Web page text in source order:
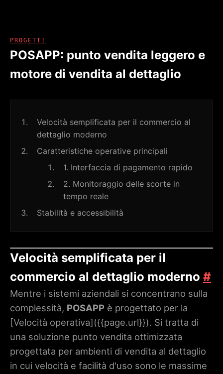
PROGETTI
POSAPP: punto vendita leggero e
motore di vendita al dettaglio
Velocità semplificata per il commercio al
dettaglio moderno
Caratteristiche operative principali
1. Interfaccia di pagamento rapido
2. Monitoraggio delle scorte in
tempo reale
Stabilità e accessibilità
Velocità semplificata per il
commercio al dettaglio moderno #
Mentre i sistemi aziendali si concentrano sulla
complessità, POSAPP è progettato per la
[Velocità operativa]({{page.url}}). Si tratta di
una soluzione punto vendita ottimizzata
progettata per ambienti di vendita al dettaglio
in cui velocità e facilità d'uso sono le massime